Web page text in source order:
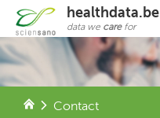
Aller au contenu principal
healthdata.be
data we carefor
Vous êtes ici
Contact